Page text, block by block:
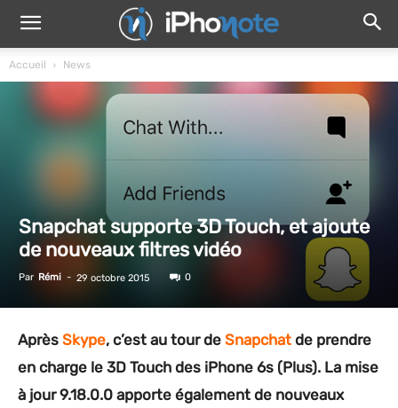
Accueil News
Snapchat supporte 3D Touch, et ajoute
de nouveaux filtres vidéo
Par Rémi - 29 octobre 2015 0
Après Skype, c’est au tour de Snapchat de prendre
en charge le 3D Touch des iPhone 6s (Plus). La mise
à jour 9.18.0.0 apporte également de nouveaux